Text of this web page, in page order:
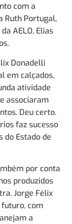
com a
Ruth Portugal,
AELO, Elias
Donadelli
em calçados,
atividade
associaram
Deu certo.
faz sucesso
do Estado de
por conta
produzidos
Jorge Félix
com
a